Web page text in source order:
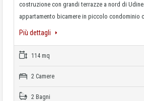
costruzione con grandi terrazze a nord di
appartamento bicamere in piccolo condominio
Più dettagli
114 mq
2 Camere
2 Bagni